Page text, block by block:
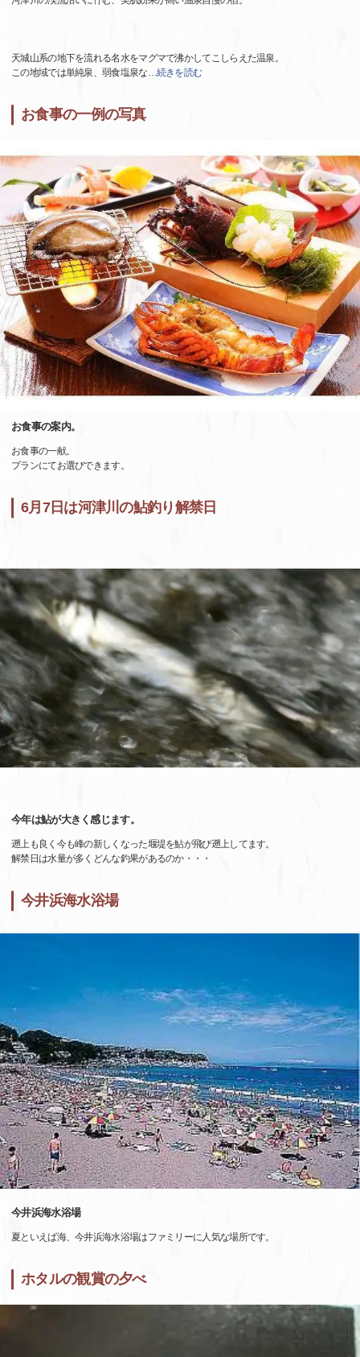
天城山系の地下を流れる名水をマグマで沸かしてこしらえた温泉。
この地域では単純泉、弱食塩泉な…続きを読む
お食事の一例の写真
お食事の案内。
お食事の一献。
プランにてお選びできます。
6月7日は河津川の鮎釣り解禁日
今年は鮎が大きく感じます。
遡上も良く今も峰の新しくなった堰堤を鮎が飛び遡上してます。
解禁日は水量が多くどんな釣果があるのか・・・
今井浜海水浴場
今井浜海水浴場
夏といえば海、今井浜海水浴場はファミリーに人気な場所です。
ホタルの観賞の夕べ